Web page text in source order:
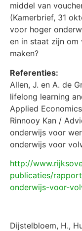
middel van
(Kamerbrief, 31
voor hoger
en in staat zijn om
maken?
Referenties:
Allen, J. en A. de
lifelong learning
Applied
Rinnooy Kan /
onderwijs voor
onderwijs voor
http://
publicaties/
onderwijs-voor-
Dijstelbloem, H.,